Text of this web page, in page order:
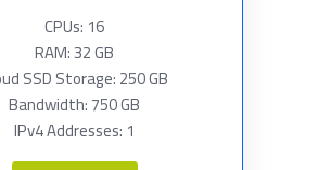
CPUs: 16
RAM: 32 GB
SSD Storage: 250 GB
Bandwidth: 750 GB
IPv4 Addresses: 1